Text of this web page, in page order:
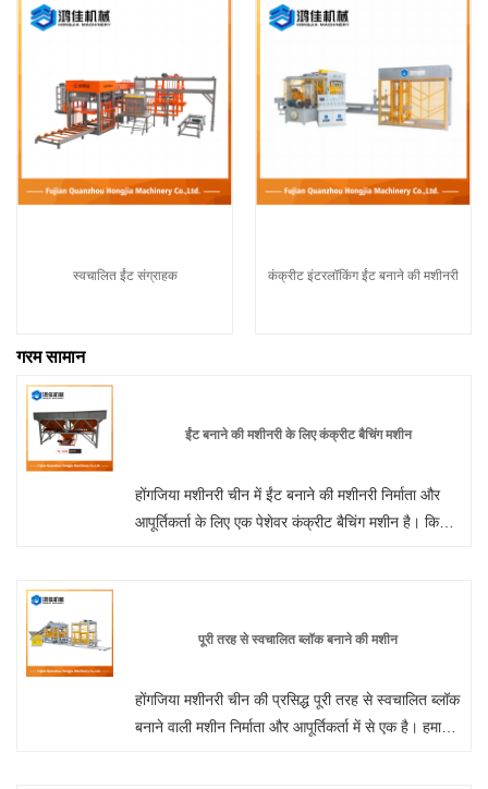
स्वचालित ईंट संग्राहक कंक्रीट इंटरलॉकिंग ईंट बनाने की मशीनरी
गरम सामान
ईंट बनाने की मशीनरी के लिए कंक्रीट बैचिंग मशीन
होंगजिया मशीनरी चीन में ईंट बनाने की मशीनरी निर्माता और
आपूर्तिकर्ता के लिए एक पेशेवर कंक्रीट बैचिंग मशीन है। किसी
होंगजिया मशीनरी चीन में दीवार पैनल मशीन निर्माता और
पूरी तरह से स्वचालित ब्लॉक बनाने की मशीन
होंगजिया मशीनरी चीन की प्रसिद्ध पूरी तरह से स्वचालित ब्लॉक
बनाने वाली मशीन निर्माता और आपूर्तिकर्ता में से एक है। हमारा